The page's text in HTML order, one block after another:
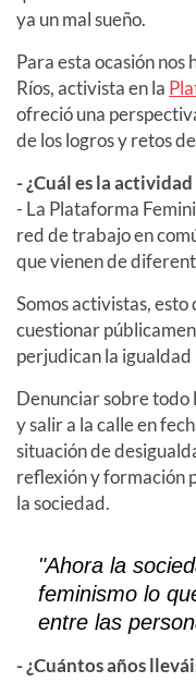
ya un mal sueño.
Para esta ocasión nos
Ríos, activista en la
ofreció una
de los logros y retos
- ¿Cuál es la
- La Plataforma
red de trabajo en
que vienen de
Somos activistas,
cuestionar
perjudican la
Denunciar sobre todo
y salir a la calle en
situación de
reflexión y formación
la sociedad.
"Ahora la
feminismo lo
entre las
- ¿Cuántos años